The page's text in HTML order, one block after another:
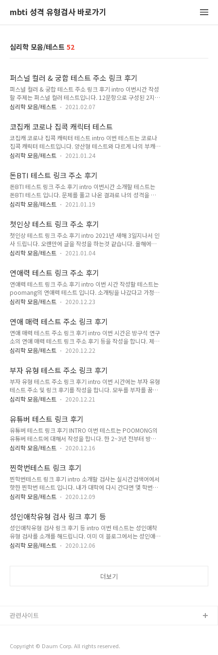
mbti 성격 유형검사 바로가기
심리학 모음/테스트 52
퍼스널 컬러 & 궁합 테스트 주소 링크 후기
퍼스널 컬러 & 궁합 테스트 주소 링크 후기 intro 이번시간 작성
할 주제는 퍼스널 컬러 테스트입니다. 12문항으로 구성된 2지선
다의 문제를 풀고 나의 퍼스털 컬러를 알 수가 있습니다. 또 나온
널 컬러 테스트 링크 주소
kapable.github.io/kapable.github.io/personalColor/ 시
작 실검에 한번 올라온적이 있어서 그런지 꽤 많은 약 700만명
정도가 참여를 하였습니다. 나오는 색깔은 위에 보이는 총 16가
지 중 하나로 나오는것 같습니다. 16가지라고 하니까 역시 mbti
문을 통해서 나의 성향을 묻는것을 알 수 있었습니다. 여러 심리
테스트들의 문항과..
심리학 모음/테스트 2021.02.07
코집캐 코로나 집콕 캐릭터 테스트
코집캐 코로나 집콕 캐릭터 테스트 intro 이번 테스트는 코로나
집콕 캐릭터 테스트입니다. 양산형 테스트와 다르게 나의 부캐릭
터에 대한 구체적인 설명과 예쁜 캐릭터 일러스트를 확인을 할
서 작성을 합니다. 집콕을 하는 내모습..?은 어떤 모습일지 궁금
하지 않으신가요? 코로나 집콕 테스트 시작 크게 주요사항은 필
요에 의해 바뀌기 전 본연의 내 모습을 생각하며 답변을 해주시
면 됩니다. 이테스트를 통해서 선천적인 내 성격과 가장 닮은 캐
릭터를 알아 볼 수 있기 때문입니다. 쉽게 풀이하면 나같은걸 골
항을 작성하겠음. 최근 코로나로 인해 지쳐있는건 똑같지만 생활
에 대해서 감상은 다를것이라..
심리학 모음/테스트 2021.01.24
돈BTI 테스트 링크 주소 후기
돈BTI 테스트 링크 주소 후기 intro 이번시간 소개할 테스트는
돈BTI 테스트 입니다. 문제를 풀고 나온 결과로 나의 성격을 알
수 있습니다. 글을 작성하기전에 미리 해보았는데, MBTI와 꽤 관
보겠습니다. 필자의 성격은 ESTJ입니다. 돈BTI 테스트 링크 주
소 돈BTI 테스트 www.banggooso.com 방구석 연구소의 돈
BTI 링크 입니다. 접속후 테스트 시작을 눌러주세요. 돈BTI 시작
테스트 시작을 통해서, 문제를 풀기 시작했습니다. 총 문항은 12
문항이며 보기는 2지선다입니다. 일상생활에서 있을법한 문제
MBTI 성격 유형 검사와는 다르지만, 어느정도 비슷하게 나오지..
심리학 모음/테스트 2021.01.19
첫인상 테스트 링크 주소 후기
첫인상 테스트 링크 주소 후기 intro 2021년 새해 3일지나서 인
사 드립니다. 오랜만에 글을 작성을 하는것 같습니다. 올해에도
심리 및 mbti블로그는 계속 글을 업데이트 할 예정입니다. 확실
이번 시간은 방구석 연구소의 첫인상 테스트를 준비를 했습니다.
주어진 문제를 풀고 나에게 맞는 유형이 결과로 나오며 나의 첫
인상 및 어울리는 향 알게되었을때의 나에 대해서 자세한 설명과
함께 향수를 추천을 해줍니다. 첫인상은 필자의 주관적인 생각으
로 좋은게 무조건 좋다 입니다. 사람을 만났을때 지속하기 위해
분들의 첫인상은 어떤가요? 테스트를 통해서 확인해보시죠. 첫
인상 테스트 링크 주소 첫..
심리학 모음/테스트 2021.01.04
연애력 테스트 링크 주소 후기
연애력 테스트 링크 주소 후기 intro 이번 시간 작성할 테스트는
poomang의 연애력 테스트 입니다. 소개팅을 나갔다고 가정을
한 상태로, 상대에게 내가 어떻게 보일지 답한결과에 따라서 분
만, 상대가 어떻게 생각을할지 모르기 때문에 결과가 참 궁금했
습니다. 주소 먼저 알려드리고 후기를 작성해 볼게요. 연애력 테
스트 주소 연애력! 테스트 가상 채팅으로 당신의 연애력을 파악
합니다. 귀엽고 깜찍한 징돌이와 징순이를 만나보세요.
poomang.com 위의 poomang닷컴을 통해서 시작이 가능합
성별을 선택해주시면 됩니다. 필자는 남자이기 때문에 좌측의 여
성아이콘을 클릭을 하였습니다. ..
심리학 모음/테스트 2020.12.23
연애 매력 테스트 주소 링크 후기
연애 매력 테스트 주소 링크 후기 intro 이번 시간은 방구석 연구
소의 연애 매력 테스트 링크 주소 후기 등을 작성을 합니다. 제시
된 문제를 풀고 결과로 나의 연애 매력에 대해서 상세하게 나오
활용해서 2021년에는 꼭 커플이 되셨으면 좋겠습니다. 연애 매
력 테스트 링크 주소 연애 매력 테스트 새해에는... 연애할 수 있
을까?.연구소장 曰연애로운 2021년이 되길..♥
www.banggooso.com 위의 방구석 연구로 링크를 통해서 시
험을 진행 할 수 있습니다. 연애 매력 테스트 시작 메인 페이지
수 있을까? 연애로운 2021년이 되길..♥이라는 센스있는 문구
가 써있네요. 문..
심리학 모음/테스트 2020.12.22
부자 유형 테스트 주소 링크 후기
부자 유형 테스트 주소 링크 후기 intro 이번 시간에는 부자 유형
테스트 주소 및 링크 후기를 작성을 합니다. 모두를 부자를 꿈꾸
는 세상입니다. 요즘 개인적으로 많이 생각이 나는건.. 조금 시대
고, 주식 및 집값이 많이올라서 상대적으로 노동의 가치가 많이
떨어진것 같습니다. 부동산이 진입장벽이 높다보니 주변에서 주
식을 많이하는걸 보면서.. '마지막은 여기밖에 없는건가' 라는 생
각을 자주 합니다. 물론 재미를 가미한 테스트지만, 나는 어떤 유
형의 부자인지 파악을하고, 소비습관이나 저축 투자등을 어떻게
링크 부자 유형 테스트 미래에는 부자가 될 수 있을까...? .연구소
장 曰202..
심리학 모음/테스트 2020.12.21
유튜버 테스트 링크 후기
유튜버 테스트 링크 후기 INTRO 이번 테스트는 POOMONG의
유튜버 테스트에 대해서 작성을 합니다. 한 2~3년 전부터 방송
을하는 BJ나 유튜버 등이 어린 아이들이 선망하는 직업 1위에
다는 말을 듣고 많은 사람들이 일과 병행을하거나 퇴사를한후 전
업으로 하는 경우도 종종 보이기도 합니다. 이번 테스트를 통해
서 나자신이 유튜버로써 잠재력 및 수익과 주요특징 처음 시작을
위한 꿀팁 촬영장비등을 소개를 해준답니다. 항상 생각에 머물러
있다면, 발전이 없다고 생각하는 사람으로써 생각이있을때 바로
랜만에 MBTI관련 테스트가 아닌점이 꽤 신선하다고 생각을 함.)
유튜버 테스트 링크 유튜브 잠..
심리학 모음/테스트 2020.12.16
찐학번테스트 링크 후기
찐학번테스트 링크 후기 intro 소개할 검사는 실시간검색어에서
핫한 찐학번 테스트 입니다. 내가 대학에 다시 간다면 몇 학번에
가장 잘 어울릴지 결과가 나옵니다. 필자의 경우는 09학번으로
잘안나갔던 기억이 새록새록 떠오릅니다. 과연 어떤 결과가 나올
지 테스트를 하면서 링크와 후기를 알려드리겠습니다. 찐학번테
스트 시작 찐학번테스트 당신은 00학번으로 태어났어야 했다!
내가 대학에(다시)간다면 몇 학번이 가장 어울릴까?
www.zzinhakbun.com 위의 링크를 통해서 찐학번테스트로
심리학 모음/테스트 2020.12.09
성인애착유형 검사 링크 후기 등
성인애착유형 검사 링크 후기 등 intro 이번 테스트는 성인애착
유형 검사를 소개를 해드립니다. 이미 이 블로그에서는 성인애착
유형 4가지중 3가지인 안정형, 불안형, 회피형에 대해서 작성을
인 추론이 가능한 검사로, 꽤 신빙성이 있다고 생각을합니다. 물
로 판단해서 답을 고르는게 나의 성..
심리학 모음/테스트 2020.12.06
더보기
Copyright © Daum Corp. All rights reserved.
관련사이트